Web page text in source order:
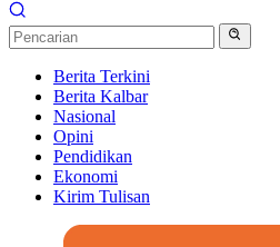
Berita Terkini
Berita Kalbar
Nasional
Opini
Pendidikan
Ekonomi
Kirim Tulisan